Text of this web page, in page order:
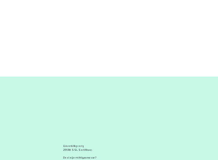
Güvenli Alışveriş
256 Bit SSL Sertifikası
Desteğe mi ihtiyacınız var?